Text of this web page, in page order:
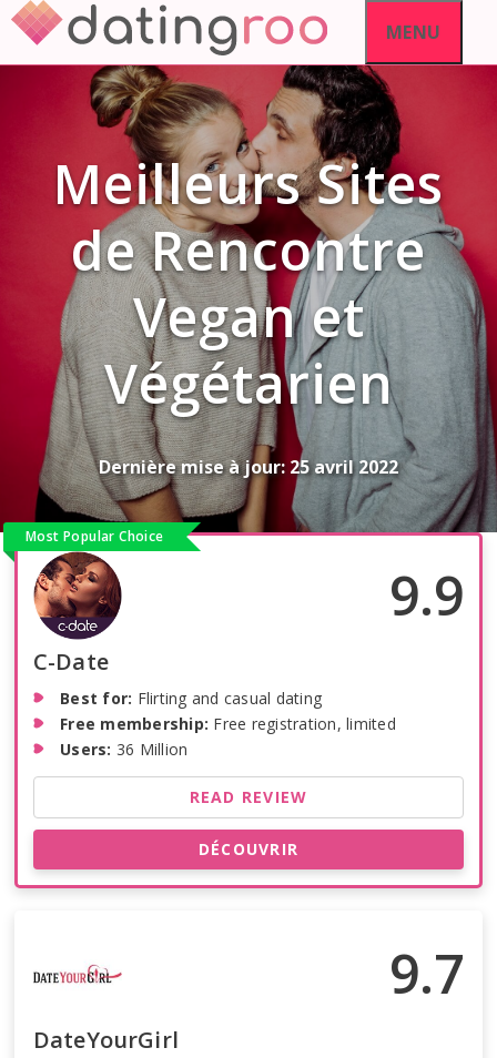
Aller
contenu
MENU
Meilleurs Sites
de Rencontre
Vegan et
Végétarien
Dernière mise à jour: 25 avril 2022
Most Popular Choice
9.9
C-Date
Best for: Flirting and casual dating
Free membership: Free registration, limited
Users: 36 Million
READ REVIEW
DÉCOUVRIR
9.7
DateYourGirl